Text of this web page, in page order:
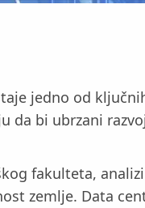
jedno od
bi ubrzani
fakulteta,
zemlje. Data